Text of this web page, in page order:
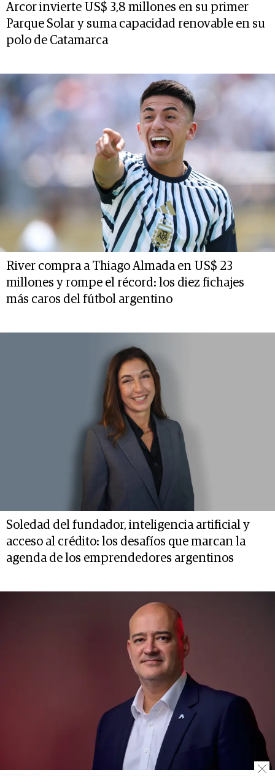
Arcor invierte US$ 3,8 millones en su primer
Parque Solar y suma capacidad renovable en su
polo de Catamarca
River compra a Thiago Almada en US$ 23
millones y rompe el récord: los diez fichajes
más caros del fútbol argentino
Soledad del fundador, inteligencia artificial y
acceso al crédito: los desafíos que marcan la
agenda de los emprendedores argentinos